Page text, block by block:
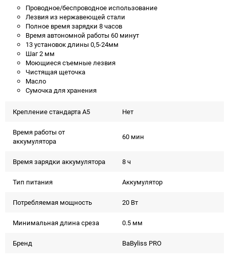
Проводное/беспроводное использование
Лезвия из нержавеющей стали
Полное время зарядки 8 часов
Время автономной работы 60 минут
13 установок длины 0,5-24мм
Шаг 2 мм
Моющиеся съемные лезвия
Чистящая щеточка
Масло
Сумочка для хранения
Крепление стандарта А5 Нет
Время работы от
аккумулятора
60 мин
Время зарядки аккумулятора 8 ч
Тип питания Аккумулятор
Потребляемая мощность 20 Вт
Минимальная длина среза 0.5 мм
Бренд BaByliss PRO